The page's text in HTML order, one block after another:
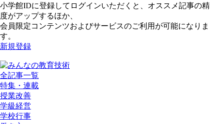
小学館IDに登録してログインいただくと、オススメ記事の精
度がアップするほか、
会員限定コンテンツおよびサービスのご利用が可能になりま
す。
新規登録
全記事一覧
特集・連載
授業改善
学級経営
学校行事